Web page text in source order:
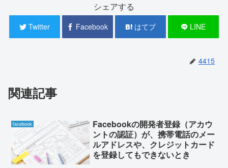
シェアする
Twitter Facebook はてブ LINE
4415
関連記事
facebook
Facebookの開発者登録（アカウ
ントの認証）が、携帯電話のメー
ルアドレスや、クレジットカード
を登録してもできないとき